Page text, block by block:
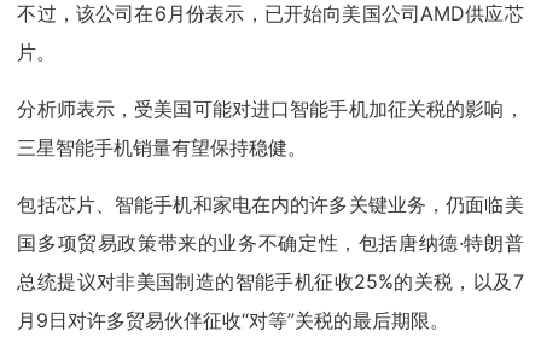
不过，该公司在6月份表示，已开始向美国公司AMD供应芯
片。
分析师表示，受美国可能对进口智能手机加征关税的影响，
三星智能手机销量有望保持稳健。
包括芯片、智能手机和家电在内的许多关键业务，仍面临美
国多项贸易政策带来的业务不确定性，包括唐纳德·特朗普
总统提议对非美国制造的智能手机征收25%的关税，以及7
月9日对许多贸易伙伴征收“对等”关税的最后期限。